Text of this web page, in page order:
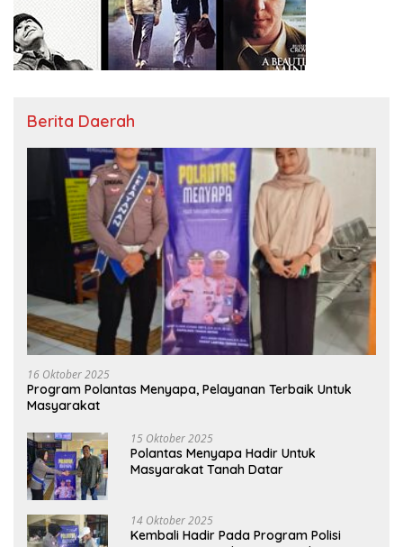
Berita Daerah
16 Oktober 2025
Program Polantas Menyapa, Pelayanan Terbaik Untuk
Masyarakat
15 Oktober 2025
Polantas Menyapa Hadir Untuk
Masyarakat Tanah Datar
14 Oktober 2025
Kembali Hadir Pada Program Polisi